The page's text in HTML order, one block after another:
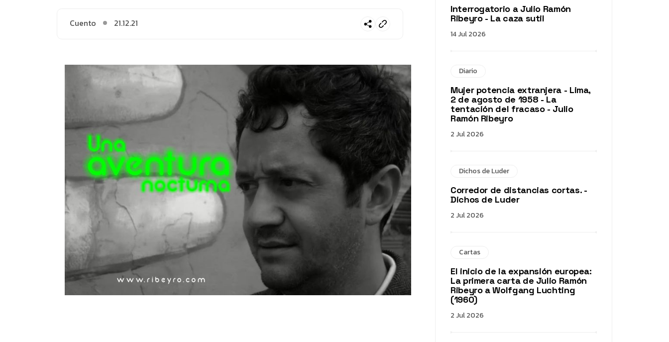
Cuento 21.12.21
Interrogatorio a Julio Ramón
Ribeyro - La caza sutil
14 Jul 2026
Diario
Mujer potencia extranjera - Lima,
2 de agosto de 1958 - La
tentación del fracaso - Julio
Ramón Ribeyro
2 Jul 2026
Dichos de Luder
Corredor de distancias cortas. -
Dichos de Luder
2 Jul 2026
Cartas
El inicio de la expansión europea:
La primera carta de Julio Ramón
Ribeyro a Wolfgang Luchting
(1960)
2 Jul 2026